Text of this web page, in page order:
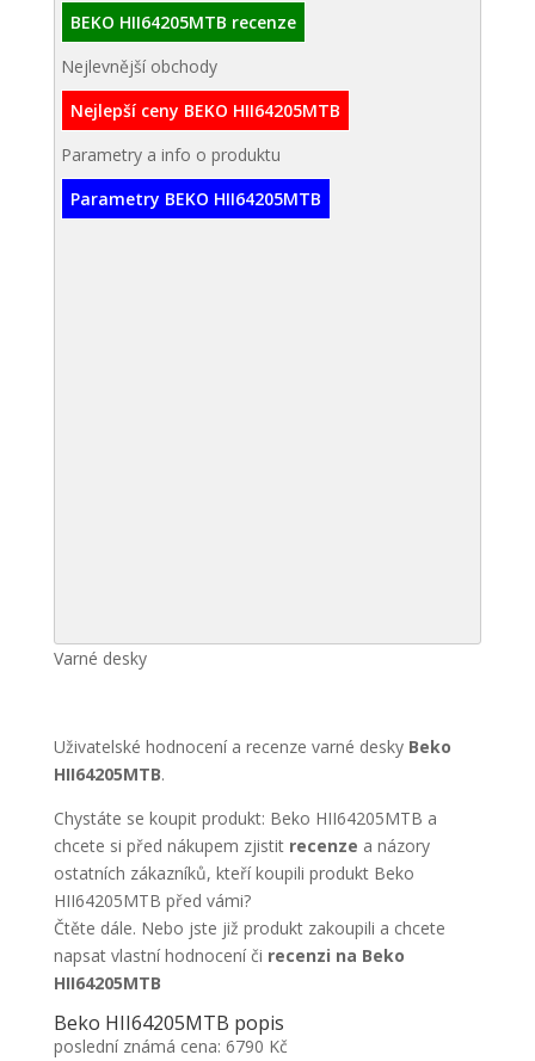
BEKO HII64205MTB recenze
Nejlevnější obchody
Nejlepší ceny BEKO HII64205MTB
Parametry a info o produktu
Parametry BEKO HII64205MTB
Varné desky
Uživatelské hodnocení a recenze varné desky Beko
HII64205MTB.
Chystáte se koupit produkt: Beko HII64205MTB a
chcete si před nákupem zjistit recenze a názory
ostatních zákazníků, kteří koupili produkt Beko
HII64205MTB před vámi?
Čtěte dále. Nebo jste již produkt zakoupili a chcete
napsat vlastní hodnocení či recenzi na Beko
HII64205MTB
Beko HII64205MTB popis
poslední známá cena: 6790 Kč